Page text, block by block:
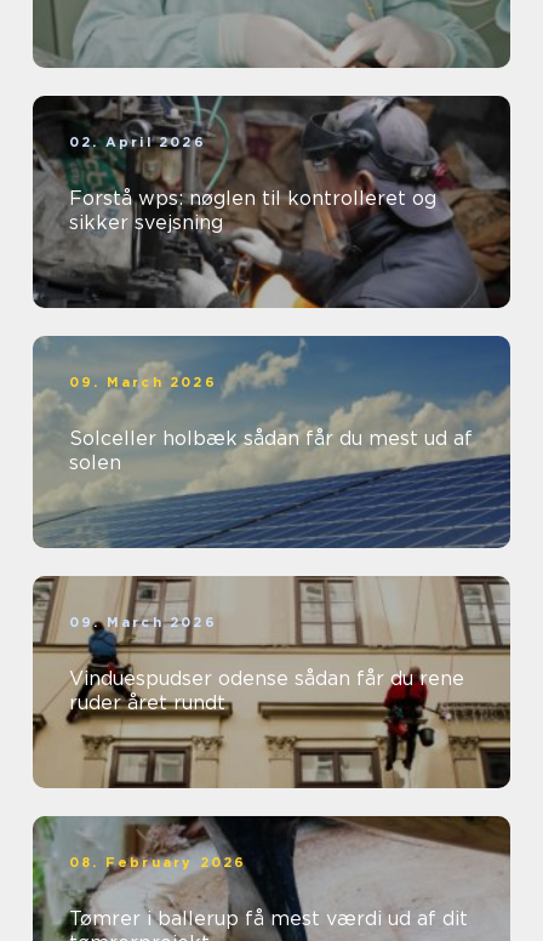
02. April 2026
Forstå wps: nøglen til kontrolleret og
sikker svejsning
09. March 2026
Solceller holbæk sådan får du mest ud af
solen
09. March 2026
Vinduespudser odense sådan får du rene
ruder året rundt
08. February 2026
Tømrer i ballerup få mest værdi ud af dit